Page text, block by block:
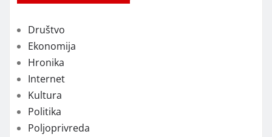
Društvo
Ekonomija
Hronika
Internet
Kultura
Politika
Poljoprivreda